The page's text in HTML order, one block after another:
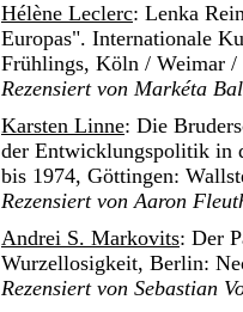
Hélène Leclerc: Lenka
Europas". Internationale
Frühlings, Köln / Weimar /
Rezensiert von Markéta
Karsten Linne: Die
der Entwicklungspolitik in
bis 1974, Göttingen:
Rezensiert von Aaron
Andrei S. Markovits: Der
Wurzellosigkeit, Berlin:
Rezensiert von Sebastian